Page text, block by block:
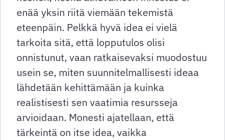
enää yksin riitä viemään tekemistä
eteenpäin. Pelkkä hyvä idea ei vielä
tarkoita sitä, että lopputulos olisi
onnistunut, vaan ratkaisevaksi muodostuu
usein se, miten suunnitelmallisesti ideaa
lähdetään kehittämään ja kuinka
realistisesti sen vaatimia resursseja
arvioidaan. Monesti ajatellaan, että
tärkeintä on itse idea, vaikka